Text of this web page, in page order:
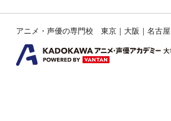
アニメ・声優の専門校 東京｜大阪｜名古屋